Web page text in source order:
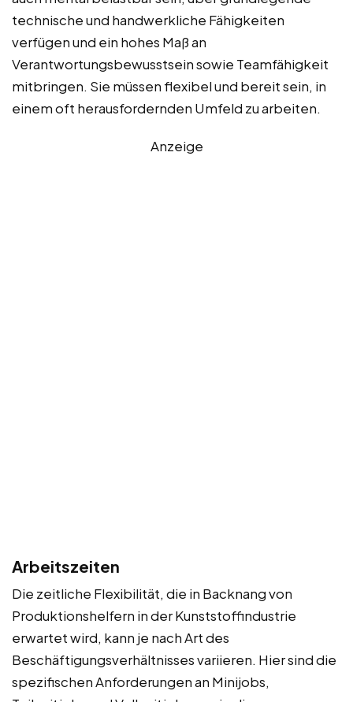
technische und handwerkliche Fähigkeiten
verfügen und ein hohes Maß an
Verantwortungsbewusstsein sowie Teamfähigkeit
mitbringen. Sie müssen flexibel und bereit sein, in
einem oft herausfordernden Umfeld zu arbeiten.
Anzeige
Arbeitszeiten
Die zeitliche Flexibilität, die in Backnang von
Produktionshelfern in der Kunststoffindustrie
erwartet wird, kann je nach Art des
Beschäftigungsverhältnisses variieren. Hier sind die
spezifischen Anforderungen an Minijobs,